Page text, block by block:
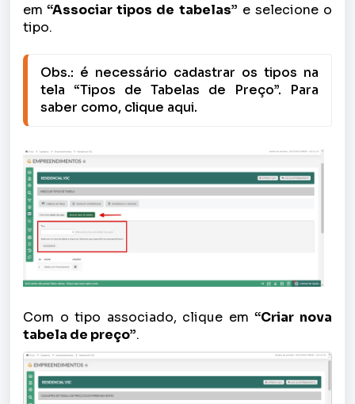
em “Associar tipos de tabelas” e selecione o
tipo.
Obs.: é necessário cadastrar os tipos na
tela “Tipos de Tabelas de Preço”. Para
saber como, clique aqui.
Com o tipo associado, clique em“Criar nova
tabela de preço”.